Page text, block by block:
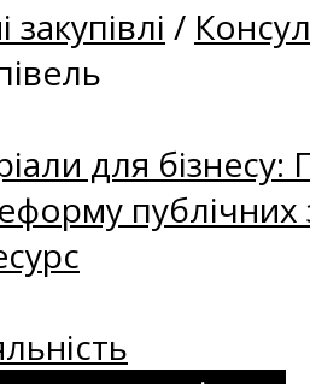
закупівлі /
для бізнесу:
публічних